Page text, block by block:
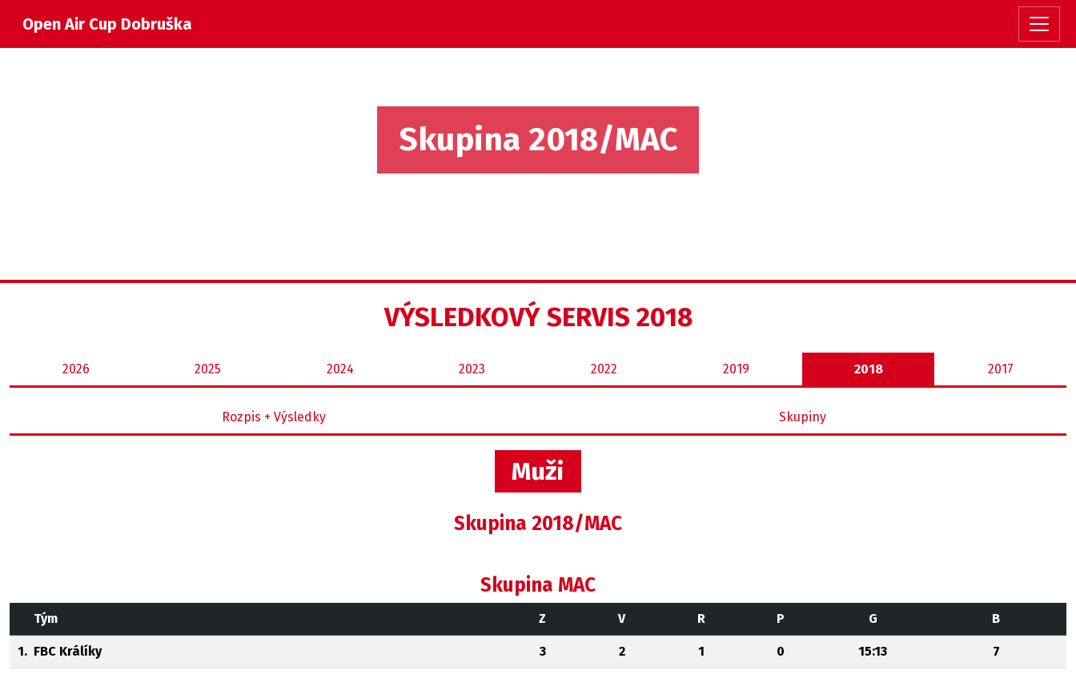
Open Air Cup Dobruška
Skupina 2018/MAC
VÝSLEDKOVÝ SERVIS 2018
2026 2025 2024 2023 2022 2019 2018 2017
Rozpis + Výsledky Skupiny
Muži
Skupina 2018/MAC
Skupina MAC
Tým Z V R P G B
1. FBC Králíky 3 2 1 0 15:13 7